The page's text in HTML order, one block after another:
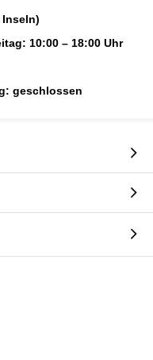
Inseln)
10:00 – 18:00 Uhr
geschlossen